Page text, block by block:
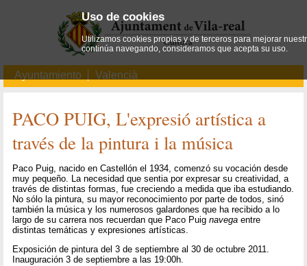
Ayuntamiento Valencià
PACO PUIG, L'expresió artística a
través de la pintura i la música
Paco Puig, nacido en Castellón el 1934, comenzó su vocación desde
muy pequeño. La necesidad que sentia por expresar su creatividad, a
través de distintas formas, fue creciendo a medida que iba estudiando.
No sólo la pintura, su mayor reconocimiento por parte de todos, sinó
también la música y los numerosos galardones que ha recibido a lo
largo de su carrera nos recuerdan que Paco Puignavega entre
distintas temáticas y expresiones artísticas.
Exposición de pintura del 3 de septiembre al 30 de octubre 2011.
Inauguración 3 de septiembre a las 19:00h.
Uso de cookies
Utilizamos cookies propias y de terceros para mejorar
continúa navegando, consideramos que acepta su uso.